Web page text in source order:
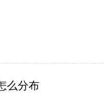
么分布